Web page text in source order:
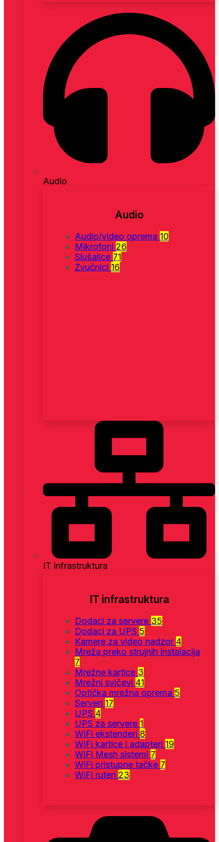
Audio
Audio
Audio/video oprema 10
Mikrofoni 26
Slušalice 71
Zvučnici 16
IT infrastruktura
IT infrastruktura
Dodaci za servere 35
Dodaci za UPS 5
Kamere za video nadzor 4
Mreža preko strujnih instalacija
7
Mrežne kartice 3
Mrežni svičevi 41
Optička mrežna oprema 5
Serveri 17
UPS 4
UPS za servere 1
WiFi ekstenderi 8
WiFi kartice i adapteri 19
WiFi Mesh sistemi 7
WiFi pristupne tačke 7
WiFi ruteri 23